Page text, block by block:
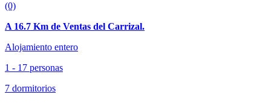
(0)
A 16.7 Km de Ventas del Carrizal.
Alojamiento entero
1 - 17 personas
7 dormitorios